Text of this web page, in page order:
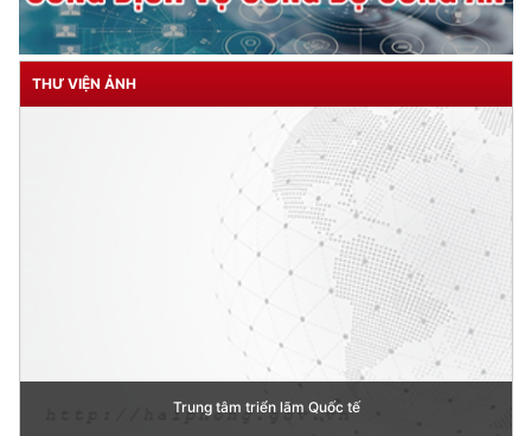
THƯ VIỆN ẢNH
Lễ khởi công cầu Hoàng Văn Thụ